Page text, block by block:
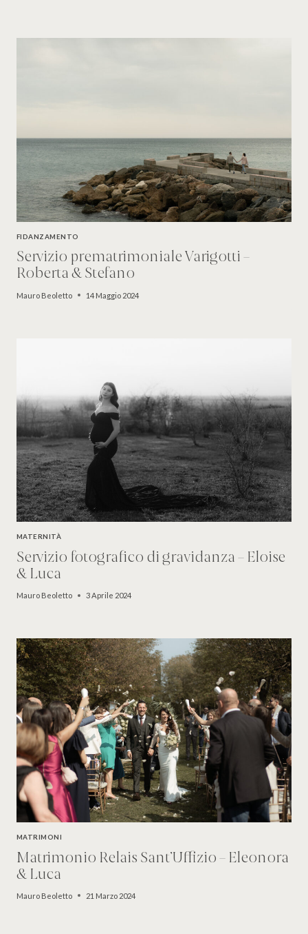
FIDANZAMENTO
Servizio prematrimoniale Varigotti –
Roberta & Stefano
Mauro Beoletto 14 Maggio 2024
MATERNITÀ
Servizio fotografico di gravidanza – Eloise
& Luca
Mauro Beoletto 3 Aprile 2024
MATRIMONI
Matrimonio Relais Sant’Uffizio – Eleonora
& Luca
Mauro Beoletto 21 Marzo 2024